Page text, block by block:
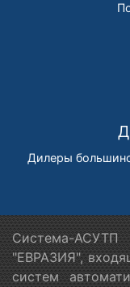
Дилеры
Система-
"ЕВРАЗИЯ",
систем